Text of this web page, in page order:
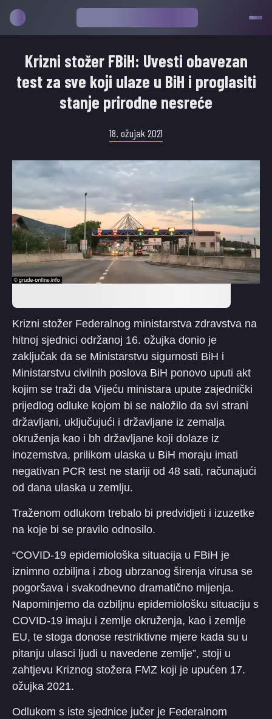
Krizni stožer FBiH: Uvesti obavezan
test za sve koji ulaze u BiH i proglasiti
stanje prirodne nesreće
18. ožujak 2021
Krizni stožer Federalnog ministarstva zdravstva na
hitnoj sjednici održanoj 16. ožujka donio je
zaključak da se Ministarstvu sigurnosti BiH i
Ministarstvu civilnih poslova BiH ponovo uputi akt
kojim se traži da Vijeću ministara upute zajednički
prijedlog odluke kojom bi se naložilo da svi strani
državljani, uključujući i državljane iz zemalja
okruženja kao i bh državljane koji dolaze iz
inozemstva, prilikom ulaska u BiH moraju imati
negativan PCR test ne stariji od 48 sati, računajući
od dana ulaska u zemlju.
Traženom odlukom trebalo bi predvidjeti i izuzetke
na koje bi se pravilo odnosilo.
“COVID-19 epidemiološka situacija u FBiH je
iznimno ozbiljna i zbog ubrzanog širenja virusa se
pogoršava i svakodnevno dramatično mijenja.
Napominjemo da ozbiljnu epidemiološku situaciju s
COVID-19 imaju i zemlje okruženja, kao i zemlje
EU, te stoga donose restriktivne mjere kada su u
pitanju ulasci ljudi u navedene zemlje”, stoji u
zahtjevu Kriznog stožera FMZ koji je upućen 17.
ožujka 2021.
Odlukom s iste sjednice jučer je Federalnom